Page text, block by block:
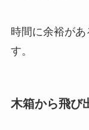
時間に余裕が
す。
木箱から飛び